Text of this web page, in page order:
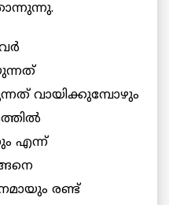
വായിക്കുമ്പോഴും
എന്ന്
രണ്ട്